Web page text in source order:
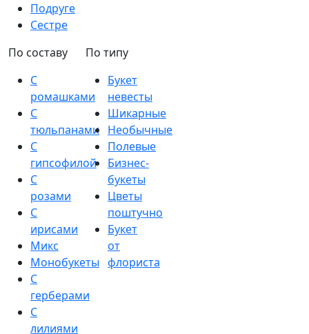
Подруге
Сестре
По составу
С
ромашками
С
тюльпанами
С
гипсофилой
С
розами
С
ирисами
Микс
Монобукеты
С
герберами
С
лилиями
По типу
Букет
невесты
Шикарные
Необычные
Полевые
Бизнес-
букеты
Цветы
поштучно
Букет
от
флориста